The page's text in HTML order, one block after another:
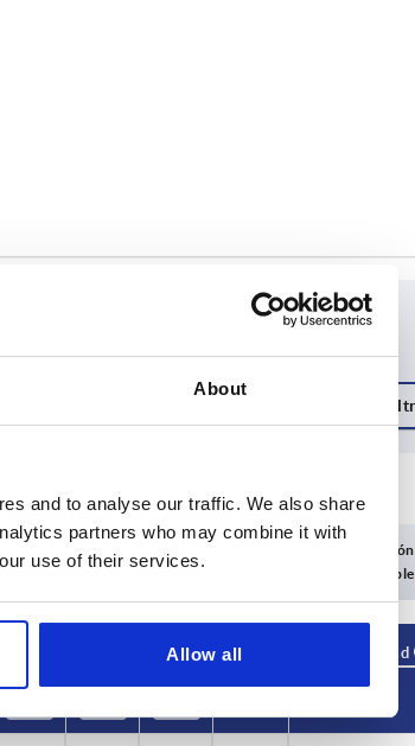
About
and to analyse our traffic. We also share
partners who may combine it with
use of their services.
Allow all
Plazo de entrega a petición
Actualmente no disponible
CAD
Disponibilidad